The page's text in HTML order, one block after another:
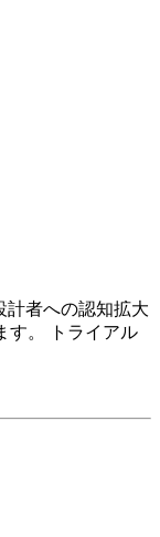
計者への認知拡大
す。 トライアル